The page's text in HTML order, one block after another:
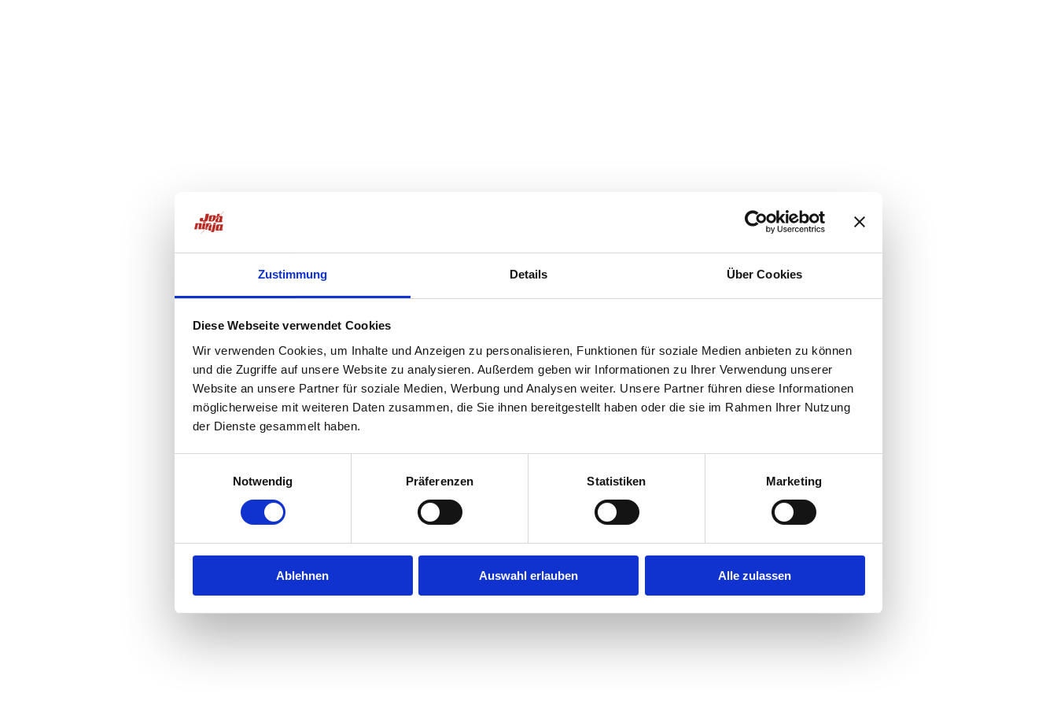
Zustimmung Details Über Cookies
Diese Webseite verwendet Cookies
Wir verwenden Cookies, um Inhalte und Anzeigen zu personalisieren, Funktionen für soziale Medien anbieten zu können
und die Zugriffe auf unsere Website zu analysieren. Außerdem geben wir Informationen zu Ihrer Verwendung unserer
Website an unsere Partner für soziale Medien, Werbung und Analysen weiter. Unsere Partner führen diese Informationen
möglicherweise mit weiteren Daten zusammen, die Sie ihnen bereitgestellt haben oder die sie im Rahmen Ihrer Nutzung
der Dienste gesammelt haben.
Notwendig
Präferenzen Statistiken Marketing
Ablehnen Auswahl erlauben Alle zulassen
Application error: aclient-side exception has occurred while loadingjobninja.com(see the browser consolefor more information).